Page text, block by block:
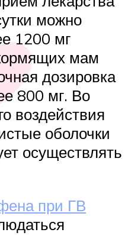
можно
1200 мг
мам
дозировка
800 мг. Во
воздействия
оболочки
осуществлять
при ГВ